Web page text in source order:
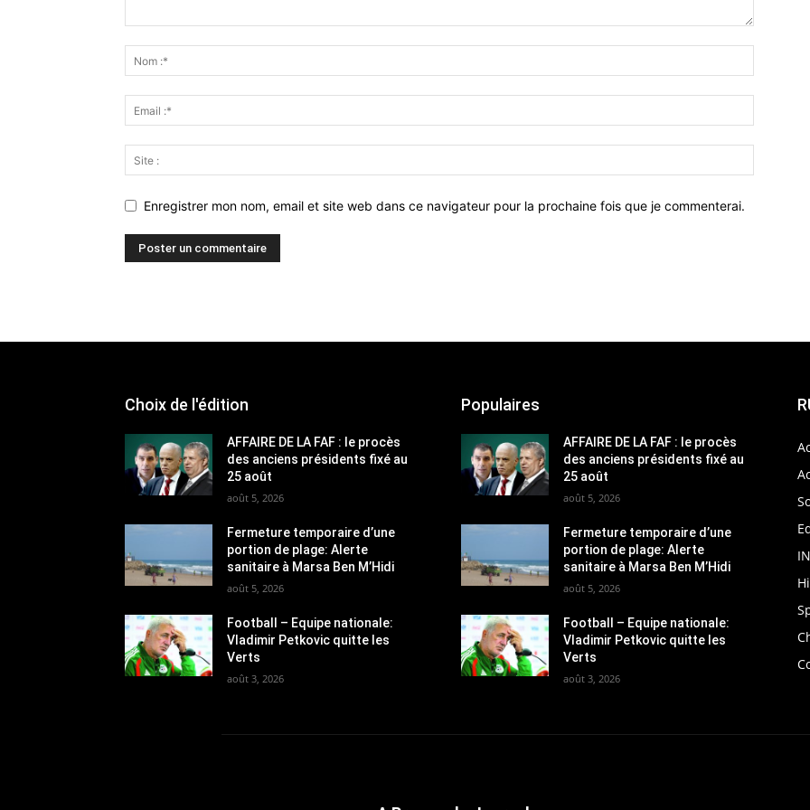
Enregistrer mon nom, email et site web dans ce navigateur pour la prochaine fois que je commenterai.
Choix de l'édition
AFFAIRE DE LA FAF : le procès
des anciens présidents fixé au
25 août
août 5, 2026
Fermeture temporaire d’une
portion de plage: Alerte
sanitaire à Marsa Ben M’Hidi
août 5, 2026
Football – Equipe nationale:
Vladimir Petkovic quitte les
Verts
août 3, 2026
Populaires
AFFAIRE DE LA FAF : le procès
des anciens présidents fixé au
25 août
août 5, 2026
Fermeture temporaire d’une
portion de plage: Alerte
sanitaire à Marsa Ben M’Hidi
août 5, 2026
Football – Equipe nationale:
Vladimir Petkovic quitte les
Verts
août 3, 2026